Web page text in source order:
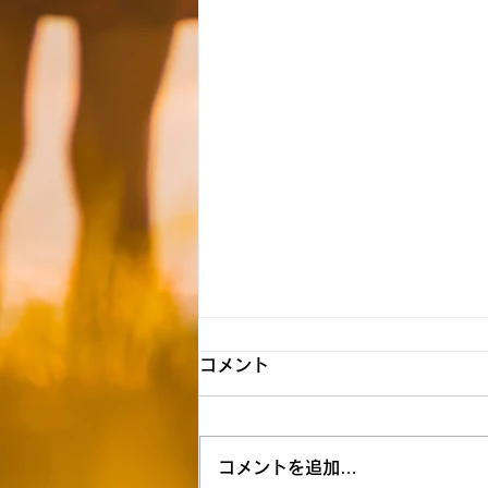
【飯能】☆8月6日（木） 送
迎時間のお知らせ☆
い為空きが出来次第ご連絡いたし
コメント
コメントを追加…